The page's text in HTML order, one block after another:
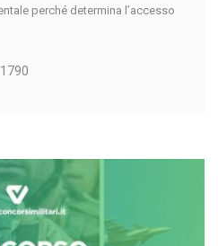
perché determina l’accesso
1790